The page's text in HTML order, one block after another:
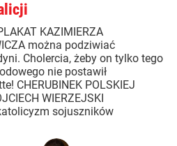
KAZIMIERZA
można podziwiać
Cholercia, żeby on tylko tego
nie postawił
CHERUBINEK POLSKIEJ
WIERZEJSKI
sojuszników